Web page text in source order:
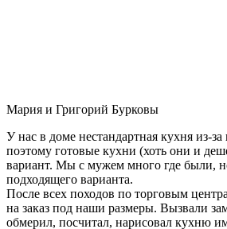
Мария и Григорий Бурковы
У нас в доме нестандартная кухня из-
поэтому готовые кухни (хоть они и
вариант. Мы с мужем много где были,
подходящего варианта.
После всех походов по торговым
на заказ под наши размеры. Вызвали
обмерил, посчитал, нарисовал кухню